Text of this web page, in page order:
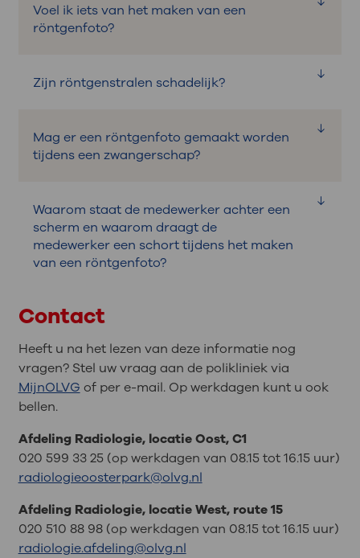
organen zichtbaar.Het doel van een
röntgenonderzoek is om te kijken of er
Voel ik iets van het maken van een
röntgenfoto?
gemaakt wordt.
Zijn röntgenstralen schadelijk?
en is niet schadelijk voor uw gezondheid.
Mag er een röntgenfoto gemaakt worden
tijdens een zwangerschap?
liever geen röntgenfoto.
Vertel het aan uw arts als u zwanger of
mogelijk zwanger bent.
Waarom staat de medewerker achter een
scherm en waarom draagt de
medewerker een schort tijdens het maken
van een röntgenfoto?
Een medewerker komt iedere dag een
paar keer in aanraking met een kleine
hoeveelheid röntgenstralen. Het scherm
en het loodschort beschermen de
medewerker tegen te veel straling.
De medewerker draagt het schort als
van een röntgenfoto.
Contact
Heeft u na het lezen van deze informatie nog
vragen? Stel uw vraag aan de polikliniek via
MijnOLVG of per e-mail. Op werkdagen kunt u ook
bellen.
Afdeling Radiologie, locatie Oost, C1
020 599 33 25 (op werkdagen van 08.15 tot 16.15 uur)
radiologieoosterpark@olvg.nl
Afdeling Radiologie, locatie West, route 15
020 510 88 98 (op werkdagen van 08.15 tot 16.15 uur)
radiologie.afdeling@olvg.nl